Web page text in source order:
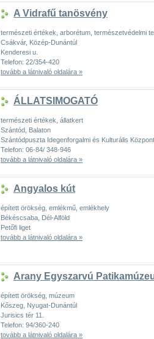
A Vidrafű tanösvény
természeti értékek, arborétum, természetvédelmi
Csákvár, Közép-Dunántúl
Kenderesi u.
Telefon: 22/354-420
tovább a látnivaló oldalára »
ÁLLATSIMOGATÓ
természeti értékek, állatkert
Szántód, Balaton
Szántódpuszta Idegenforgalmi és Kulturális Központ
Telefon: 06-84/ 348-946
tovább a látnivaló oldalára »
Angyalos kút
épített örökség, emlékmű, emlékhely
Békéscsaba, Dél-Alföld
Petőfi liget
tovább a látnivaló oldalára »
Arany Egyszarvú
épített örökség, múzeum
Kőszeg, Nyugat-Dunántúl
Jurisics tér 11.
Telefon: 94/360-240
tovább a látnivaló oldalára »